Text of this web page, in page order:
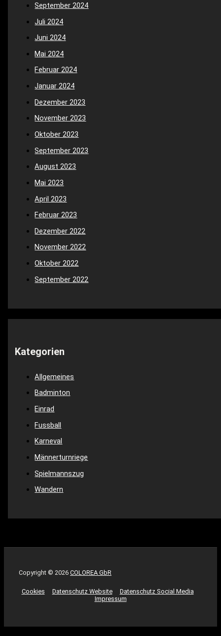
September 2024
Juli 2024
Juni 2024
Mai 2024
Februar 2024
Januar 2024
Dezember 2023
November 2023
Oktober 2023
September 2023
August 2023
Mai 2023
April 2023
Februar 2023
Dezember 2022
November 2022
Oktober 2022
September 2022
Kategorien
Allgemeines
Badminton
Einrad
Fussball
Karneval
Männerturnriege
Spielmannszug
Wandern
Copyright © 2026 COLOREA GbR
Cookies Datenschutz Website
Datenschutz Social Media
Impressum